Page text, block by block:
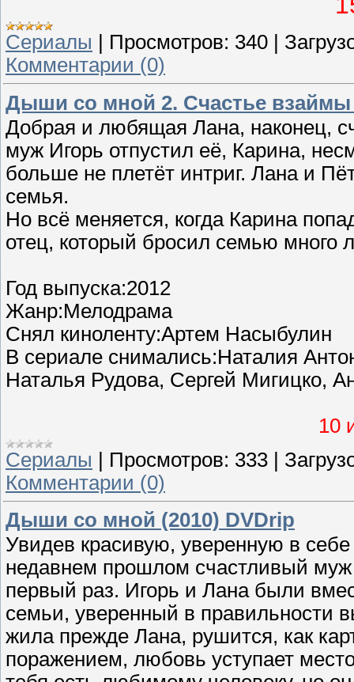
Сериалы Просмотров: 340
Комментарии (0)
Дыши со мной 2. Счастье взаймы
Добрая и любящая Лана, наконец,
муж Игорь отпустил её, Карина,
больше не плетёт интриг. Лана и
семья.
Но всё меняется, когда Карина
отец, который бросил семью много
Год выпуска:2012
Жанр:Мелодрама
Снял киноленту:Артем Насыбулин
В сериале снимались:Наталия
Наталья Рудова, Сергей Мигицко,
10
Сериалы | Просмотров: 333 |
Комментарии (0)
Дыши со мной (2010) DVDrip
Увидев красивую, уверенную в
недавнем прошлом счастливый муж
первый раз. Игорь и Лана были
семьи, уверенный в правильности
жила прежде Лана, рушится, как
поражением, любовь уступает